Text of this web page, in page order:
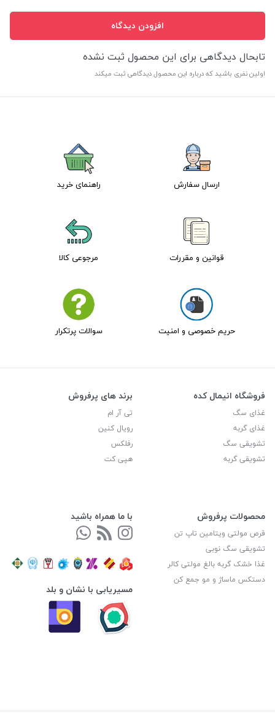
افزودن دیدگاه
تابحال دیدگاهی برای این محصول ثبت نشده
اولین نفری باشید که درباره این محصول دیدگاهی ثبت میکند
ارسال سفارش راهنمای خرید
قوانین و مقررات مرجوعی کالا
حریم خصوصی و امنیت سوالات پرتکرار
فروشگاه انیمال کده
غذای سگ
غذای گربه
تشویقی سگ
تشویقی گربه
برند های پرفروش
تی آر ام
رویال کنین
رفلکس
هپی کت
محصولات پرفروش
قرص مولتی ویتامین تاپ تن
تشویقی سگ نوبی
غذا خشک گربه بالغ مولتی کالر
دستکس ماساژ و مو جمع کن
با ما همراه باشید
مسیریابی با نشان و بلد